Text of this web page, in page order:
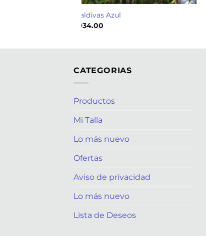
Maldivas Azul
934.00
CATEGORIAS
Productos
Mi Talla
Lo más nuevo
Ofertas
Aviso de privacidad
Lo más nuevo
Lista de Deseos